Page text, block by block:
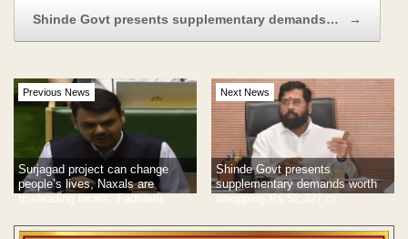
Shinde Govt presents supplementary demands… →
Previous News
Surjagad project can change
people’s lives, Naxals are
misleading locals: Fadnavis
Next News
Shinde Govt presents
supplementary demands worth
whopping Rs 52,327 cr